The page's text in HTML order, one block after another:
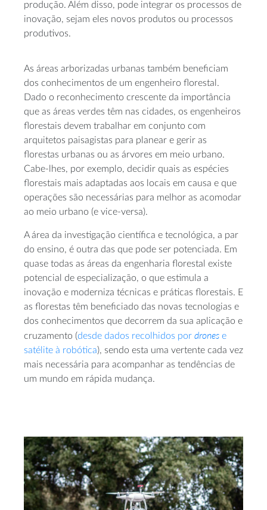
produção. Além disso, pode integrar os processos de
inovação, sejam eles novos produtos ou processos
produtivos.
As áreas arborizadas urbanas também beneficiam
dos conhecimentos de um engenheiro florestal.
Dado o reconhecimento crescente da importância
que as áreas verdes têm nas cidades, os engenheiros
florestais devem trabalhar em conjunto com
arquitetos paisagistas para planear e gerir as
florestas urbanas ou as árvores em meio urbano.
Cabe-lhes, por exemplo, decidir quais as espécies
florestais mais adaptadas aos locais em causa e que
operações são necessárias para melhor as acomodar
ao meio urbano (e vice-versa).
A área da investigação científica e tecnológica, a par
do ensino, é outra das que pode ser potenciada. Em
quase todas as áreas da engenharia florestal existe
potencial de especialização, o que estimula a
inovação e moderniza técnicas e práticas florestais. E
as florestas têm beneficiado das novas tecnologias e
dos conhecimentos que decorrem da sua aplicação e
cruzamento (desde dados recolhidos por drones e
satélite à robótica), sendo esta uma vertente cada vez
mais necessária para acompanhar as tendências de
um mundo em rápida mudança.